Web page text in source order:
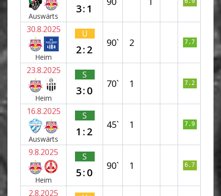
Auswärts
3:1
30.8.2025
Heim
U
2:2
90` 2 7.7
23.8.2025
Heim
S
3:0
70` 1 7.2
16.8.2025
Auswärts
S
1:2
45` 1 7.9
9.8.2025
Heim
S
5:0
90` 1 6.7
2.8.2025